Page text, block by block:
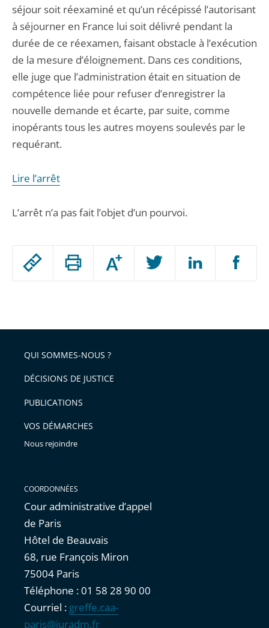
Passer
arriver
après
Augmenter
ou
l'article
pour
avant
séjour soit réexaminé et qu’un récépissé l’autorisant
à séjourner en France lui soit délivré pendant la
durée de ce réexamen, faisant obstacle à l’exécution
de la mesure d’éloignement. Dans ces conditions,
elle juge que l’administration était en situation de
compétence liée pour refuser d’enregistrer la
nouvelle demande et écarte, par suite, comme
inopérants tous les autres moyens soulevés par le
requérant.
Lire l’arrêt
L’arrêt n’a pas fait l’objet d’un pourvoi.
QUI SOMMES-NOUS ?
DÉCISIONS DE JUSTICE
PUBLICATIONS
VOS DÉMARCHES
Nous rejoindre
COORDONNÉES
Cour administrative d’appel
de Paris
Hôtel de Beauvais
68, rue François Miron
75004 Paris
Téléphone : 01 58 28 90 00
Courriel : greffe.caa-
paris@juradm.fr